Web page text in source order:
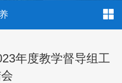
年度教学督导组工